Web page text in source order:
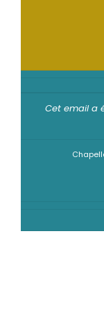
Cet email a